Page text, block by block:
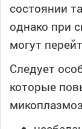
состоянии
однако при
могут
Следует
которые